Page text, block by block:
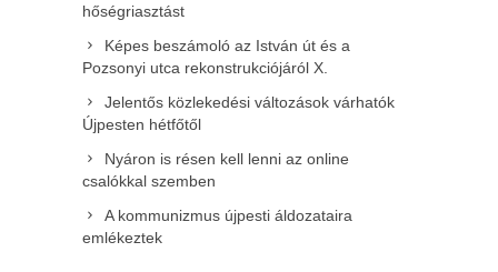
hőségriasztást
Képes beszámoló az István út és a
Pozsonyi utca rekonstrukciójáról X.
Jelentős közlekedési változások várhatók
Újpesten hétfőtől
Nyáron is résen kell lenni az online
csalókkal szemben
A kommunizmus újpesti áldozataira
emlékeztek